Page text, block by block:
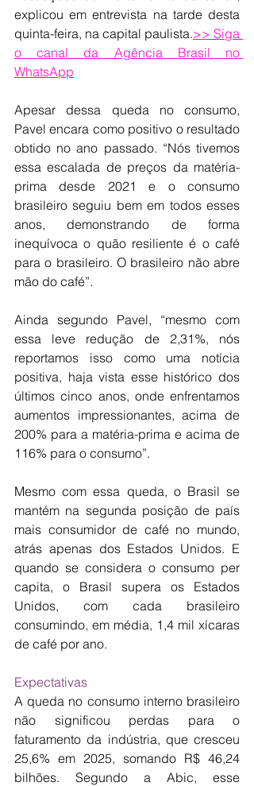
explicou em entrevista na tarde desta
quinta-feira, na capital paulista.>> Siga
o canal da Agência Brasil no
WhatsApp
Apesar dessa queda no consumo,
Pavel encara como positivo o resultado
obtido no ano passado. “Nós tivemos
essa escalada de preços da matéria-
prima desde 2021 e o consumo
brasileiro seguiu bem em todos esses
anos, demonstrando de forma
inequívoca o quão resiliente é o café
para o brasileiro. O brasileiro não abre
mão do café”.
Ainda segundo Pavel, “mesmo com
essa leve redução de 2,31%, nós
reportamos isso como uma notícia
positiva, haja vista esse histórico dos
últimos cinco anos, onde enfrentamos
aumentos impressionantes, acima de
200% para a matéria-prima e acima de
116% para o consumo”.
Mesmo com essa queda, o Brasil se
mantém na segunda posição de país
mais consumidor de café no mundo,
atrás apenas dos Estados Unidos. E
quando se considera o consumo per
capita, o Brasil supera os Estados
Unidos, com cada brasileiro
consumindo, em média, 1,4 mil xícaras
de café por ano.
Expectativas
A queda no consumo interno brasileiro
não significou perdas para o
faturamento da indústria, que cresceu
25,6% em 2025, somando R$ 46,24
bilhões. Segundo a Abic, esse